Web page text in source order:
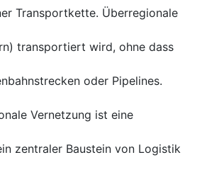
Transportkette. Überregionale
transportiert wird, ohne dass
oder Pipelines.
Vernetzung ist eine
zentraler Baustein von Logistik